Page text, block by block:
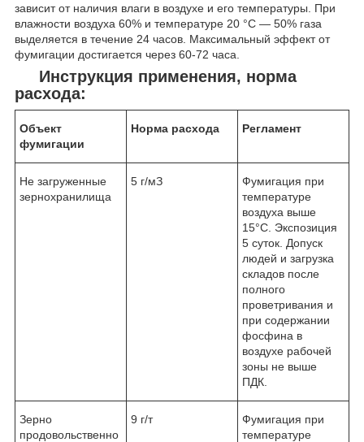
зависит от наличия влаги в воздухе и его температуры. При
влажности воздуха 60% и температуре 20 °C ― 50% газа
выделяется в течение 24 часов. Максимальный эффект от
фумигации достигается через 60-72 часа.
Инструкция применения, норма
расхода:
Объект
фумигации
Норма расхода Регламент
Не загруженные
зернохранилища
5 г/мЗ
Фумигация при
температуре
воздуха выше
15°С. Экспозиция
5 суток. Допуск
людей и загрузка
складов после
полного
проветривания и
при содержании
фосфина в
воздухе рабочей
зоны не выше
ПДК.
Зерно
продовольственно
9 г/т
Фумигация при
температуре